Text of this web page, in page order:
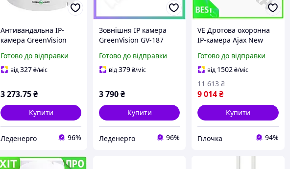
Антивандальна IP-
камера GreenVision
відеоспостереження з
інфрачервоною
Готово до відправки
від327₴/міс
3 273.75₴
Купити
Леденерго 96%
Зовнішня IP камера
GreenVision GV-187
відеоспостереження з
двостороннім аудіо та
підсвіткою
Готово до відправки
від379₴/міс
3 790₴
Купити
Леденерго 96%
VE Дротова охоронна
IP-камера Ajax New
інфрачервоним
підсвічуванням для
відеоспостереже
N6W_VER
Готово до відправки
від 1502₴/міс
9 014₴
11 613 ₴
Купити
Гілочка 94%